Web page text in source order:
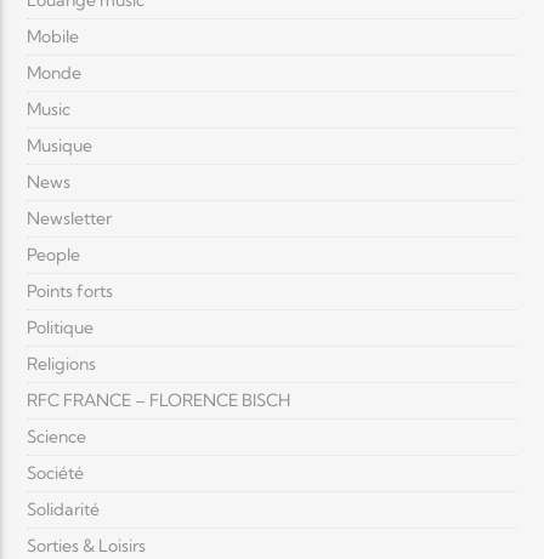
Mobile
Monde
Music
Musique
News
Newsletter
People
Points forts
Politique
Religions
RFC FRANCE – FLORENCE BISCH
Science
Société
Solidarité
Sorties & Loisirs